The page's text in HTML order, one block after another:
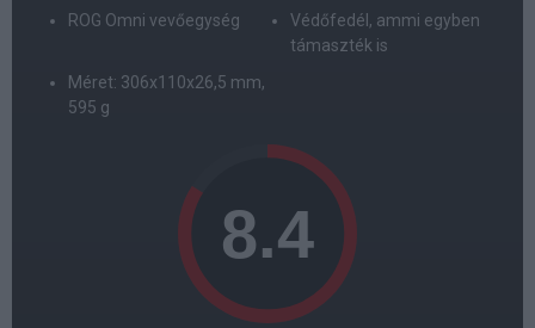
ROG Omni vevőegység
Védőfedél, ammi egyben
támaszték is
Méret: 306x110x26,5 mm,
595 g